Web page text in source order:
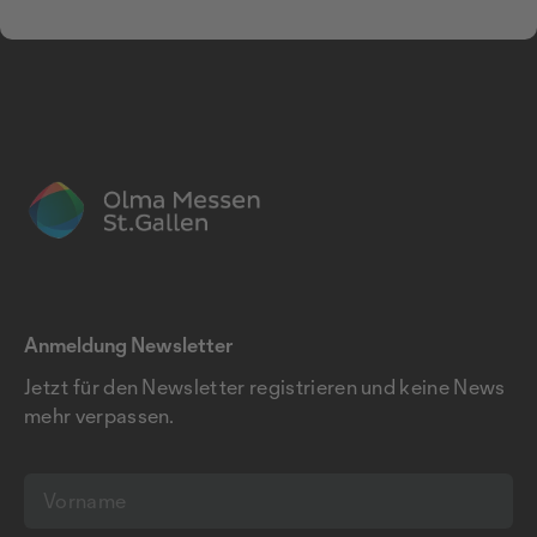
Anmeldung Newsletter
Jetzt für den Newsletter registrieren und keine News
mehr verpassen.